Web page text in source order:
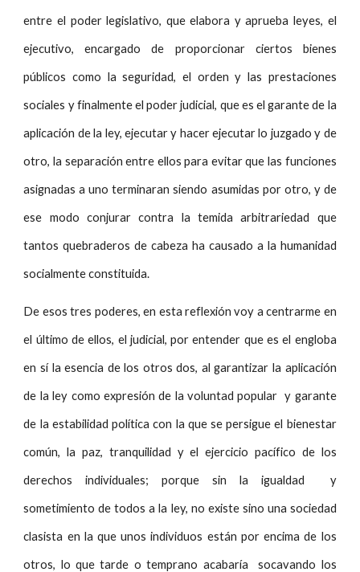
entre el poder legislativo, que elabora y aprueba leyes, el
ejecutivo, encargado de proporcionar ciertos bienes
públicos como la seguridad, el orden y las prestaciones
sociales y finalmente el poder judicial, que es el garante de la
aplicación de la ley, ejecutar y hacer ejecutar lo juzgado y de
otro, la separación entre ellos para evitar que las funciones
asignadas a uno terminaran siendo asumidas por otro, y de
ese modo conjurar contra la temida arbitrariedad que
tantos quebraderos de cabeza ha causado a la humanidad
socialmente constituida.
De esos tres poderes, en esta reflexión voy a centrarme en
el último de ellos, el judicial, por entender que es el engloba
en sí la esencia de los otros dos, al garantizar la aplicación
de la ley como expresión de la voluntad popular y garante
de la estabilidad política con la que se persigue el bienestar
común, la paz, tranquilidad y el ejercicio pacífico de los
derechos individuales; porque sin la igualdad y
sometimiento de todos a la ley, no existe sino una sociedad
clasista en la que unos individuos están por encima de los
otros, lo que tarde o temprano acabaría socavando los